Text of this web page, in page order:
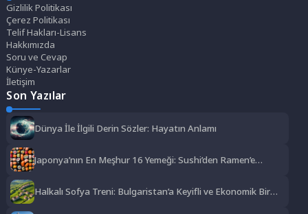
Gizlilik Politikası
Çerez Politikası
Telif Hakları-Lisans
Hakkımızda
Soru ve Cevap
Künye-Yazarlar
İletişim
Son Yazılar
Dünya İle İlgili Derin Sözler: Hayatın Anlamı
Japonya’nın En Meşhur 16 Yemeği: Sushi’den Ramen’e
Halkalı Sofya Treni: Bulgaristan’a Keyifli ve Ekonomik Bir